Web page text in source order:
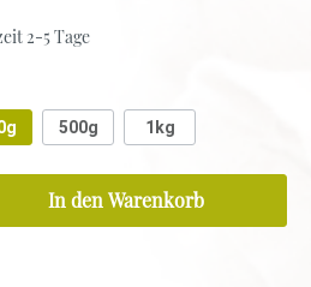
2-5 Tage
500g 1kg
In den Warenkorb